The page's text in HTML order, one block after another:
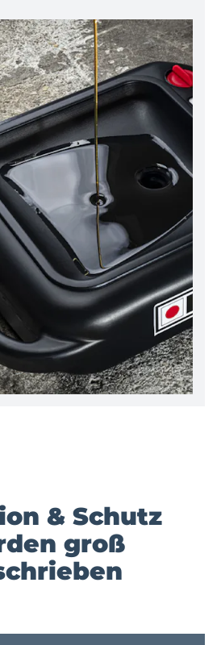
& Schutz
groß